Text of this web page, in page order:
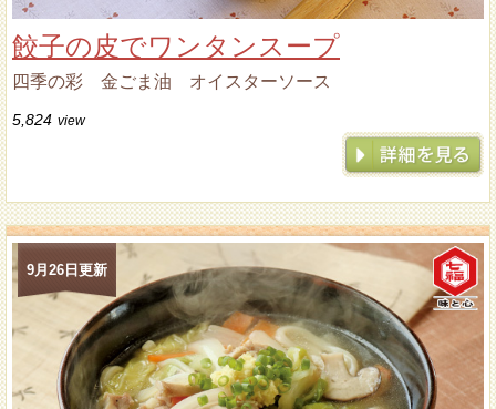
餃子の皮でワンタンスープ
四季の彩 金ごま油 オイスターソース
5,824 view
9月26日更新